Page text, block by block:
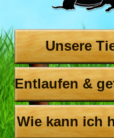
Unsere
Entlaufen &
Wie kann ich